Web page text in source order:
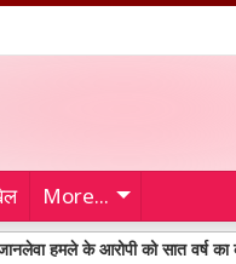
More...
आरोपी को सात वर्ष का कठोर कारावास